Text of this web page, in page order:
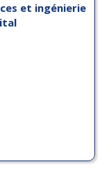
et ingénierie